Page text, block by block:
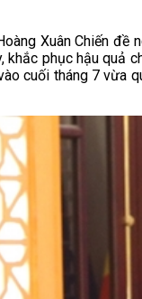
Xuân Chiến đề
phục hậu quả
cuối tháng 7 vừa